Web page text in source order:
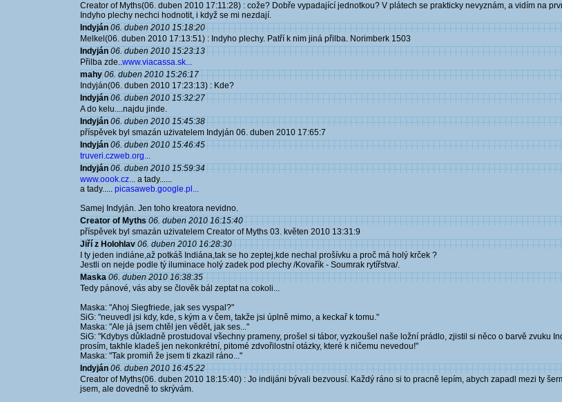
Creator of Myths(06. duben 2010 17:11:28) : cože? Dobře vypadající jednotkou? V plátech se prakticky nevyznám, a vidím na
Indyho plechy nechci hodnotit, i když se mi nezdají.
Indyján 06. duben 2010 15:18:20
Melkel(06. duben 2010 17:13:51) : Indyho plechy. Patří k nim jiná přilba. Norimberk 1503
Indyján 06. duben 2010 15:23:13
Přilba zde..www.viacassa.sk...
mahy 06. duben 2010 15:26:17
Indyján(06. duben 2010 17:23:13) : Kde?
Indyján 06. duben 2010 15:32:27
A do kelu....najdu jinde.
Indyján 06. duben 2010 15:45:38
příspěvek byl smazán użivatelem Indyján 06. duben 2010 17:65:7
Indyján 06. duben 2010 15:46:45
truveri.czweb.org...
Indyján 06. duben 2010 15:59:34
www.oook.cz... a tady......
a tady..... picasaweb.google.pl...
Samej Indyján. Jen toho kreatora nevidno.
Creator of Myths 06. duben 2010 16:15:40
příspěvek byl smazán użivatelem Creator of Myths 03. květen 2010 13:31:9
Jiří z Holohlav 06. duben 2010 16:28:30
I ty jeden indiáne,až potkáš Indiána,tak se ho zeptej,kde nechal prošívku a proč má holý krček ?
Jestli on nejde podle tý iluminace holý zadek pod plechy /Kovařík - Soumrak rytířstva/.
Maska 06. duben 2010 16:38:35
Tedy pánové, vás aby se člověk bál zeptat na cokoli...
Maska: "Ahoj Siegfriede, jak ses vyspal?"
SiG: "neuvedl jsi kdy, kde, s kým a v čem, takže jsi úplně mimo, a keckař k tomu."
Maska: "Ale já jsem chtěl jen vědět, jak ses..."
SiG: "Kdybys důkladně prostudoval všechny prameny, prošel si tábor, vyzkoušel naše ložní prádlo, zjistil si něco o barvě zvuku
prosím, takhle kladeš jen nekonkrétní, pitomé zdvořilostní otázky, které k ničemu nevedou!"
Maska: "Tak promiň že jsem ti zkazil ráno..."
Indyján 06. duben 2010 16:45:22
Creator of Myths(06. duben 2010 18:15:40) : Jo indijáni bývali bezvousí. Každý ráno si to pracně lepím, abych zapadl mezi ty
jsem, ale dovedně to skrývám.